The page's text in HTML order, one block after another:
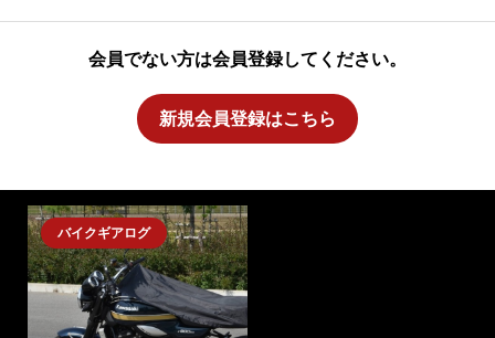
会員でない方は会員登録してください。
新規会員登録はこちら
バイクギアログ